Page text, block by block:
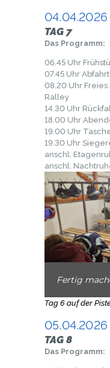
04.04.2026
TAG 7
Das Programm:
06.45 Uhr
07.45 Uhr
08.20 Uhr Freies
Ralley
14.30 Uhr
18.00 Uhr
19.00 Uhr
19.30 Uhr
anschl.
anschl.
Fertig
Tag 6 auf der
05.04.2026
TAG 8
Das Programm: